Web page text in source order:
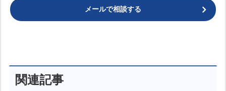
メールで相談する
関連記事